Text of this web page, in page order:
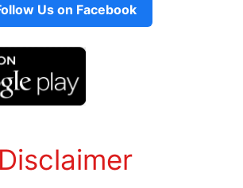
Us on Facebook
Disclaimer